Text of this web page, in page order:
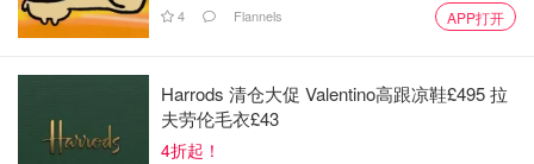
4 Flannels APP打开
Harrods 清仓大促 Valentino高跟凉鞋£495 拉
夫劳伦毛衣£43
4折起！